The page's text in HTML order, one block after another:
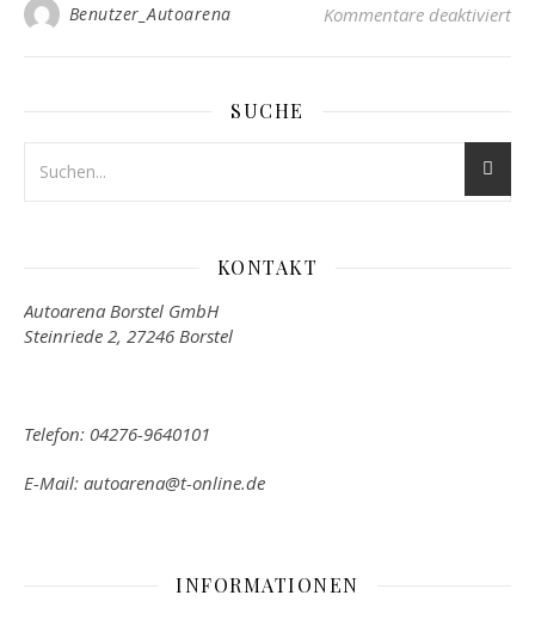
Benutzer_Autoarena Kommentare deaktiviertfür
SUCHE
KONTAKT
Autoarena Borstel GmbH
Steinriede 2, 27246 Borstel
Telefon: 04276-9640101
E-Mail: autoarena@t-online.de
INFORMATIONEN